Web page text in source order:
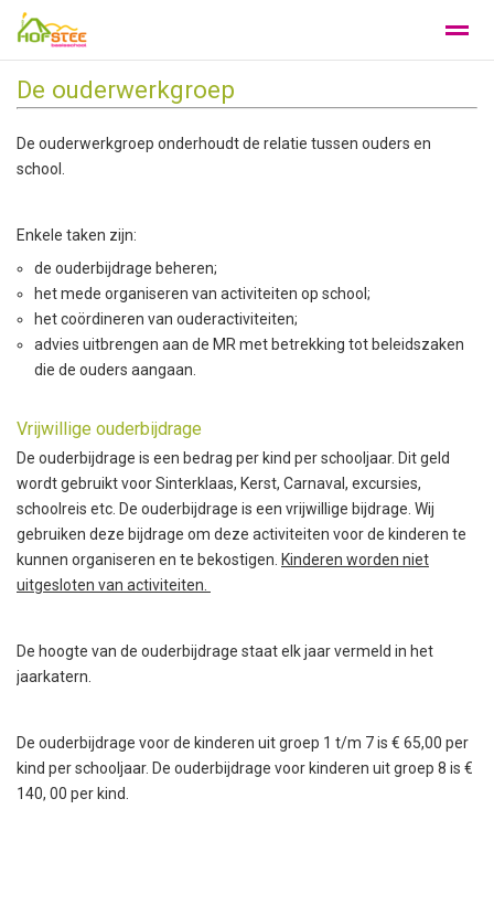
Wat maakt de Hofstee bijzonder
Home
De ouderwerkgroep
De ouderwerkgroep onderhoudt de relatie tussen ouders en
school.
Enkele taken zijn:
de ouderbijdrage beheren;
het mede organiseren van activiteiten op school;
het coördineren van ouderactiviteiten;
advies uitbrengen aan de MR met betrekking tot beleidszaken
die de ouders aangaan.
Vrijwillige ouderbijdrage
De ouderbijdrage is een bedrag per kind per schooljaar. Dit geld
wordt gebruikt voor Sinterklaas, Kerst, Carnaval, excursies,
schoolreis etc. De ouderbijdrage is een vrijwillige bijdrage. Wij
gebruiken deze bijdrage om deze activiteiten voor de kinderen te
kunnen organiseren en te bekostigen. Kinderen worden niet
uitgesloten van activiteiten.
De hoogte van de ouderbijdrage staat elk jaar vermeld in het
jaarkatern.
De ouderbijdrage voor de kinderen uit groep 1 t/m 7 is € 65,00 per
kind per schooljaar. De ouderbijdrage voor kinderen uit groep 8 is €
140, 00 per kind.